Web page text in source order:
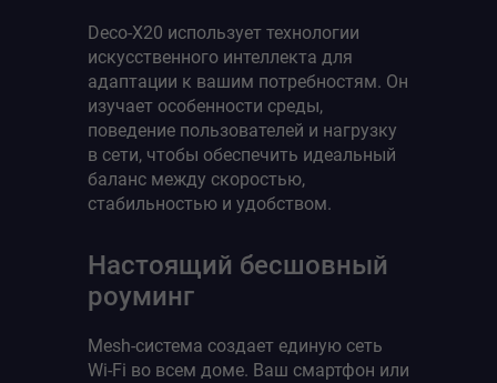
Deco-X20 использует технологии
искусственного интеллекта для
адаптации к вашим потребностям. Он
изучает особенности среды,
поведение пользователей и нагрузку
в сети, чтобы обеспечить идеальный
баланс между скоростью,
стабильностью и удобством.
Настоящий бесшовный
роуминг
Mesh-система создает единую сеть
Wi-Fi во всем доме. Ваш смартфон или